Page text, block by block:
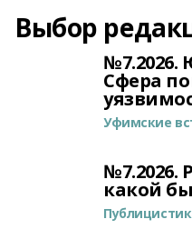
Выбор
№7.2026.
Сфера
Уфимские
№7.2026.
какой